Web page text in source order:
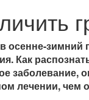
осенне-зимний
Как
заболевание,
лечении, чем